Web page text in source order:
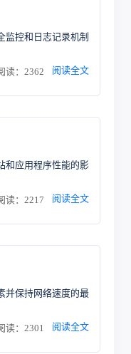
监控和日志记录机制
读：2362 阅读全文
和应用程序性能的影
读：2217 阅读全文
并保持网络速度的最
读：2301 阅读全文